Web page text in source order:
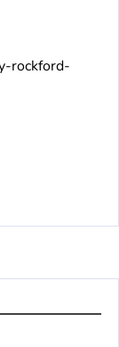
rockford-